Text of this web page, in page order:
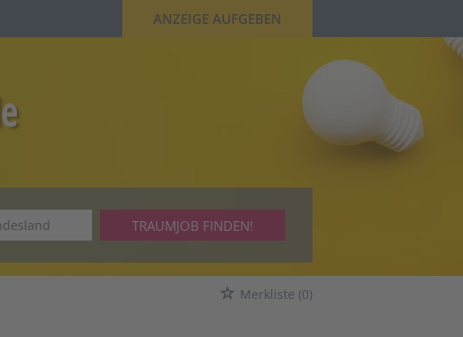
ANZEIGE AUFGEBEN
TRAUMJOB FINDEN!
Merkliste (0)